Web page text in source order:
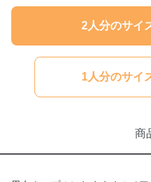
2人分のサイ
1人分のサイ
商